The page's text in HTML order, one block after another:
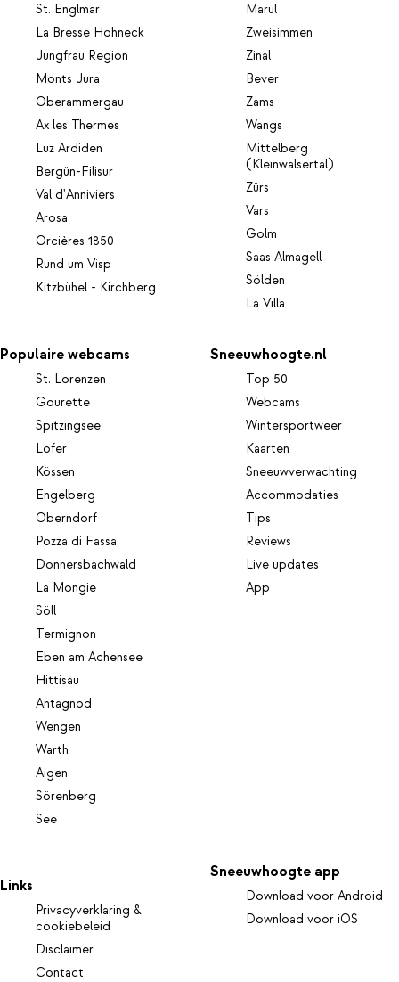
St. Englmar
La Bresse Hohneck
Jungfrau Region
Monts Jura
Oberammergau
Ax les Thermes
Luz Ardiden
Bergün-Filisur
Val d'Anniviers
Arosa
Orcières 1850
Rund um Visp
Kitzbühel - Kirchberg
Marul
Zweisimmen
Zinal
Bever
Zams
Wangs
Mittelberg
(Kleinwalsertal)
Zürs
Vars
Golm
Saas Almagell
Sölden
La Villa
Populaire webcams
St. Lorenzen
Gourette
Spitzingsee
Lofer
Kössen
Engelberg
Oberndorf
Pozza di Fassa
Donnersbachwald
La Mongie
Söll
Termignon
Eben am Achensee
Hittisau
Antagnod
Wengen
Warth
Aigen
Sörenberg
See
Sneeuwhoogte.nl
Top 50
Webcams
Wintersportweer
Kaarten
Sneeuwverwachting
Accommodaties
Tips
Reviews
Live updates
App
Links
Privacyverklaring &
cookiebeleid
Disclaimer
Contact
Sneeuwhoogte app
Download voor Android
Download voor iOS